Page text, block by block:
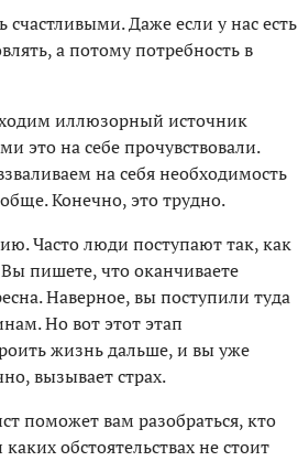
Даже если у нас есть
а потому потребность в
иллюзорный источник
это на себе прочувствовали.
на себя необходимость
Конечно, это трудно.
Часто люди поступают так, как
пишете, что оканчиваете
Наверное, вы поступили туда
Но вот этот этап
жизнь дальше, и вы уже
вызывает страх.
поможет вам разобраться, кто
обстоятельствах не стоит